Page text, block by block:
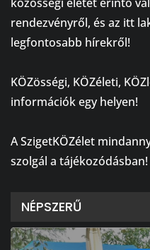
rendezvényről, és az itt
legfontosabb hírekről!
KÖZösségi, KÖZéleti,
információk egy helyen!
A SzigetKÖZélet
szolgál a tájékozódásban!
NÉPSZERŰ